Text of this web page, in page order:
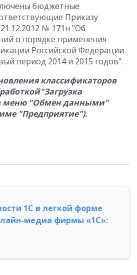
бюджетные
Приказу
№ 171н "Об
о порядке применения
Российской Федерации
период 2014 и 2015 годов".
классификаторов
меню "Обмен данными"
"Предприятие").
1С в легкой форме
медиа фирмы «1С»: